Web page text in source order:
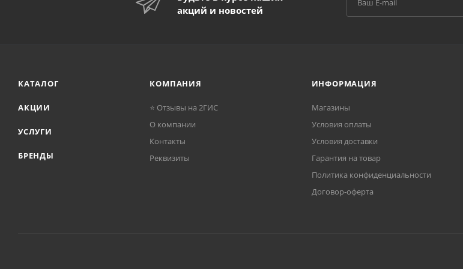
акций и новостей
КАТАЛОГ
АКЦИИ
УСЛУГИ
БРЕНДЫ
КОМПАНИЯ
⭐ Отзывы на 2ГИС
О компании
Контакты
Реквизиты
ИНФОРМАЦИЯ
Магазины
Условия оплаты
Условия доставки
Гарантия на товар
Политика конфиденциальности
Договор-оферта